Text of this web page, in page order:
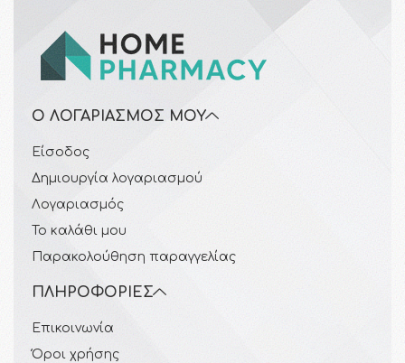
Ο ΛΟΓΑΡΙΑΣΜΌΣ ΜΟΥ
Είσοδος
Δημιουργία λογαριασμού
Λογαριασμός
Το καλάθι μου
Παρακολούθηση παραγγελίας
ΠΛΗΡΟΦΟΡΊΕΣ
Επικοινωνία
Όροι χρήσης